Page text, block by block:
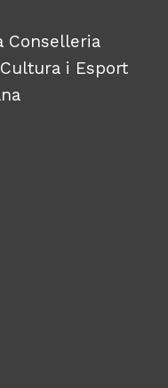
Conselleria
i Esport